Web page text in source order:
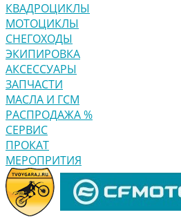
КВАДРОЦИКЛЫ
МОТОЦИКЛЫ
СНЕГОХОДЫ
ЭКИПИРОВКА
АКСЕССУАРЫ
ЗАПЧАСТИ
МАСЛА И ГСМ
РАСПРОДАЖА %
СЕРВИС
ПРОКАТ
МЕРОПРИТИЯ